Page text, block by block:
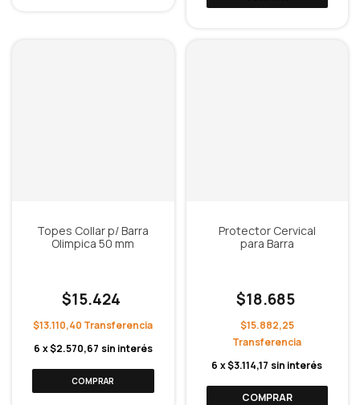
Topes Collar p/ Barra
Olimpica 50 mm
$15.424
$13.110,40
6 x$2.570,67 sin interés
Protector Cervical
para Barra
$18.685
$15.882,25
6 x$3.114,17 sin interés
COMPRAR